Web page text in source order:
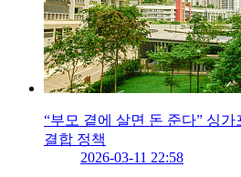
“부모 곁에 살면 돈 준다” 싱
결합 정책
2026-03-11 22:58